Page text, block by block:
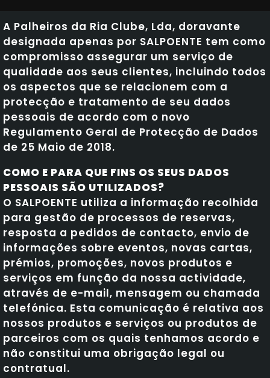
A Palheiros da Ria Clube, Lda, doravante
designada apenas por SALPOENTE tem como
compromisso assegurar um serviço de
qualidade aos seus clientes, incluindo todos
os aspectos que se relacionem com a
protecção e tratamento de seu dados
pessoais de acordo com o novo
Regulamento Geral de Protecção de Dados
de 25 Maio de 2018.
COMO E PARA QUE FINS OS SEUS DADOS
PESSOAIS SÃO UTILIZADOS?
O SALPOENTE utiliza a informação recolhida
para gestão de processos de reservas,
resposta a pedidos de contacto, envio de
informações sobre eventos, novas cartas,
prémios, promoções, novos produtos e
serviços em função da nossa actividade,
através de e-mail, mensagem ou chamada
telefónica. Esta comunicação é relativa aos
nossos produtos e serviços ou produtos de
parceiros com os quais tenhamos acordo e
não constitui uma obrigação legal ou
contratual.